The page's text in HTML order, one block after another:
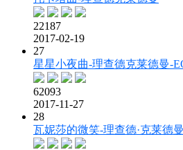
22187
2017-02-19
27
星星小夜曲-理查德克莱德曼-
62093
2017-11-27
28
瓦妮莎的微笑-理查德·克莱德曼